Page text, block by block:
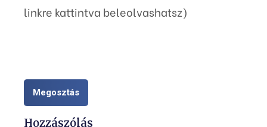
linkre kattintva beleolvashatsz)
Megosztás
Hozzászólás